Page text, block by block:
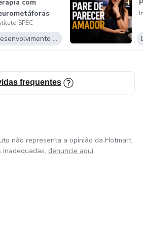
com
SPEC
Desenvolvimento Pessoal
frequentes
não representa a opinião da Hotmart.
inadequadas, denuncie aqui